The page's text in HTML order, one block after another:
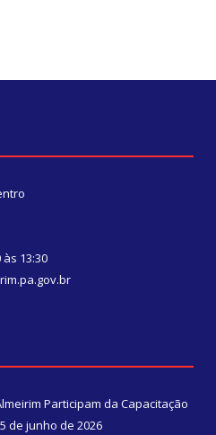
13:30
Participam da Capacitação
de junho de 2026